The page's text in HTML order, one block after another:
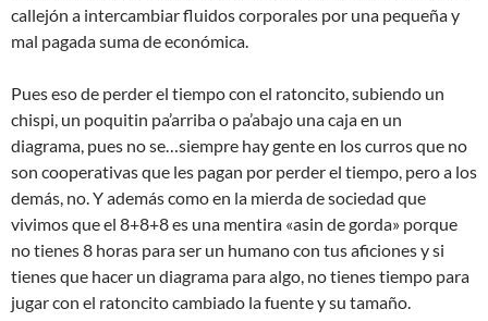
callejón a intercambiar fluidos corporales por una pequeña y
mal pagada suma de económica.
Pues eso de perder el tiempo con el ratoncito, subiendo un
chispi, un poquitin pa’arriba o pa’abajo una caja en un
diagrama, pues no se…siempre hay gente en los curros que no
son cooperativas que les pagan por perder el tiempo, pero a los
demás, no. Y además como en la mierda de sociedad que
vivimos que el 8+8+8 es una mentira «asin de gorda» porque
no tienes 8 horas para ser un humano con tus aficiones y si
tienes que hacer un diagrama para algo, no tienes tiempo para
jugar con el ratoncito cambiado la fuente y su tamaño.